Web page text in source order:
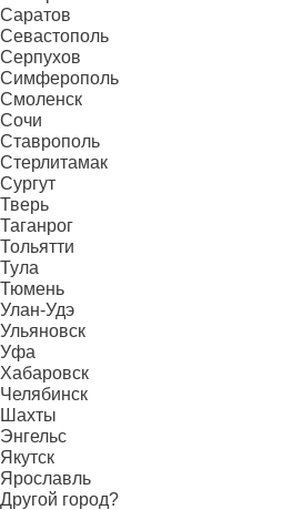
Саратов
Севастополь
Серпухов
Симферополь
Смоленск
Сочи
Ставрополь
Стерлитамак
Сургут
Тверь
Таганрог
Тольятти
Тула
Тюмень
Улан-Удэ
Ульяновск
Уфа
Хабаровск
Челябинск
Шахты
Энгельс
Якутск
Ярославль
Другой город?